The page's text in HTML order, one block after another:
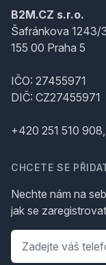
B2M.CZ s.r.o.
Šafránkova 1243/
155 00 Praha 5
IČO: 27455971
DIČ: CZ27455971
+420 251 510
CHCETE SE
Nechte nám na
jak se
Telefon